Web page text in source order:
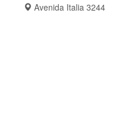
Avenida Italia 3244